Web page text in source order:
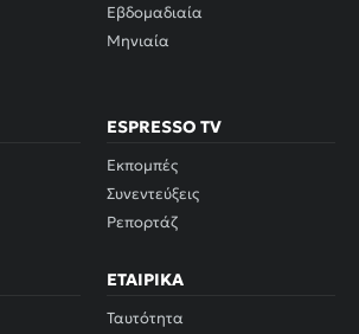
Εβδομαδιαία
Μηνιαία
ESPRESSO TV
Εκπομπές
Συνεντεύξεις
Ρεπορτάζ
ΕΤΑΙΡΙΚΆ
Ταυτότητα